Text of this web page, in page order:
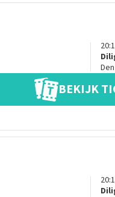
BEKIJK